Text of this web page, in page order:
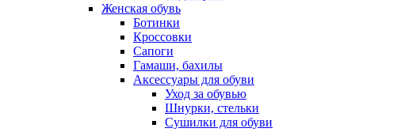
Женская обувь
Ботинки
Кроссовки
Сапоги
Гамаши, бахилы
Аксессуары для обуви
Уход за обувью
Шнурки, стельки
Сушилки для обуви